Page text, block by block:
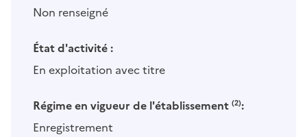
Non renseigné
État d'activité :
En exploitation avec titre
Régime en vigueur de l'établissement (2):
Enregistrement